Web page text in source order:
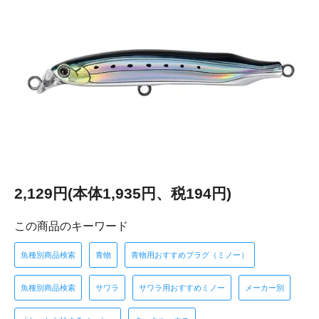
2,129円(本体1,935円、税194円)
この商品のキーワード
魚種別商品検索 青物 青物用おすすめプラグ（ミノー）
魚種別商品検索 サワラ サワラ用おすすめミノー メーカー別